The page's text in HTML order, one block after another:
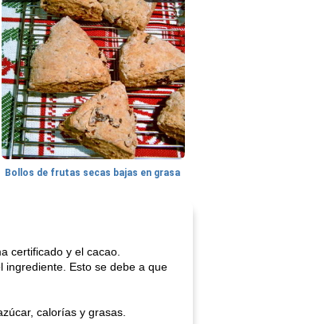
Bollos de frutas secas bajas en grasa
certificado y el cacao.
ingrediente. Esto se debe a que
calorías y grasas.